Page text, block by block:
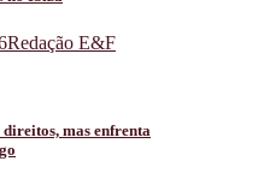
Redação E&F
mas enfrenta